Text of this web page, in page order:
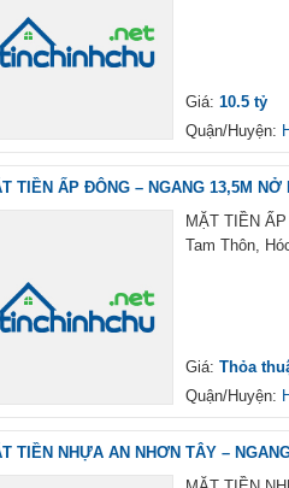
Giá: 10.5 tỷ
Quận/Huyện:
TIỀN ẤP ĐÔNG – NGANG 13,5M NỞ
MẶT TIỀN
Tam Thôn,
Giá: Thỏa
Quận/Huyện:
TIỀN NHỰA AN NHƠN TÂY –